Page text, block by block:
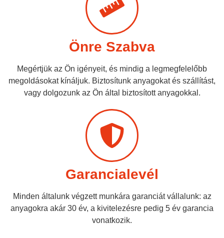
Önre Szabva
Megértjük az Ön igényeit, és mindig a legmegfelelőbb
megoldásokat kínáljuk. Biztosítunk anyagokat és szállítást,
vagy dolgozunk az Ön által biztosított anyagokkal.
Garancialevél
Minden általunk végzett munkára garanciát vállalunk: az
anyagokra akár 30 év, a kivitelezésre pedig 5 év garancia
vonatkozik.